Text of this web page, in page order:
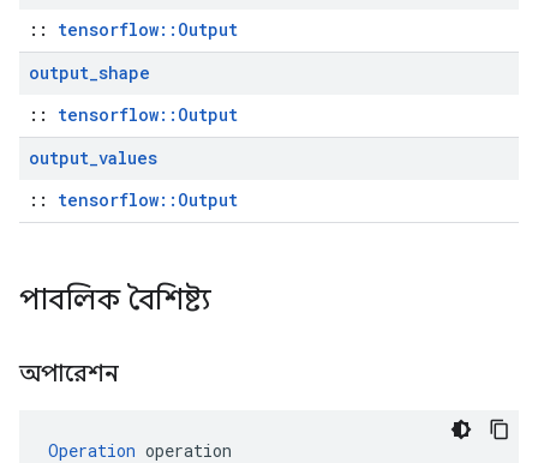
:: tensorflow::Output
output_shape
:: tensorflow::Output
output_values
:: tensorflow::Output
পাবলিক বৈশিষ্ট্য
অপারেশন
Operation operation